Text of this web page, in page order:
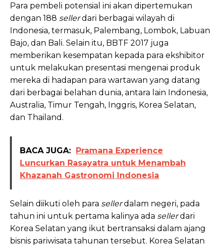
Para pembeli potensial ini akan dipertemukan
dengan 188 sellerdari berbagai wilayah di
Indonesia, termasuk, Palembang, Lombok, Labuan
Bajo, dan Bali. Selain itu, BBTF 2017 juga
memberikan kesempatan kepada para ekshibitor
untuk melakukan presentasi mengenai produk
mereka di hadapan para wartawan yang datang
dari berbagai belahan dunia, antara lain Indonesia,
Australia, Timur Tengah, Inggris, Korea Selatan,
dan Thailand.
BACA JUGA: Pramana Experience
Luncurkan Rasayatra untuk Menambah
Khazanah Gastronomi Indonesia
Selain diikuti oleh para sellerdalam negeri, pada
tahun ini untuk pertama kalinya ada sellerdari
Korea Selatan yang ikut bertransaksi dalam ajang
bisnis pariwisata tahunan tersebut. Korea Selatan